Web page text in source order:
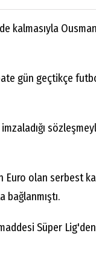
kalmasıyla
gün geçtikçe
Euro olan serbest
Süper